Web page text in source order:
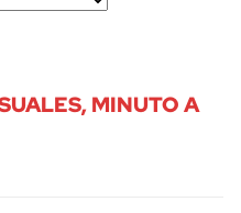
MINUTO A